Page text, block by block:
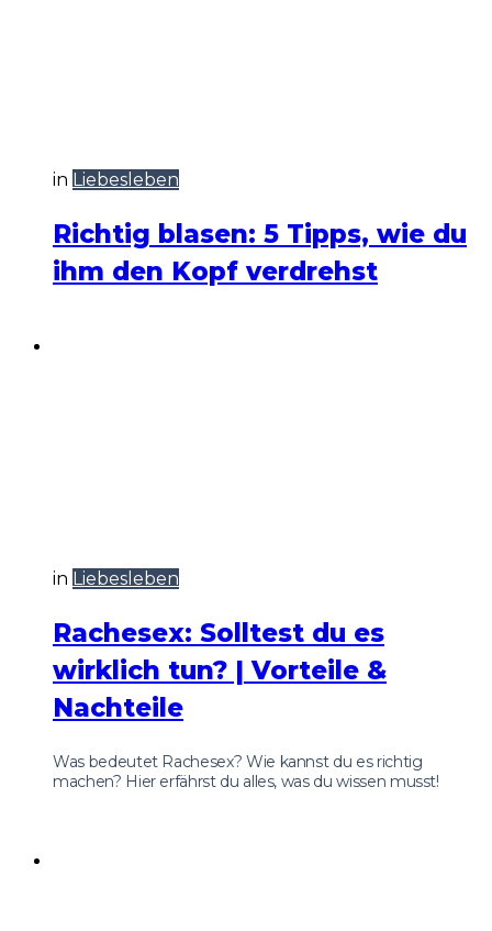
in Liebesleben
Richtig blasen: 5 Tipps, wie du
ihm den Kopf verdrehst
in Liebesleben
Rachesex: Solltest du es
wirklich tun? | Vorteile &
Nachteile
Was bedeutet Rachesex? Wie kannst du es richtig
machen? Hier erfährst du alles, was du wissen musst!